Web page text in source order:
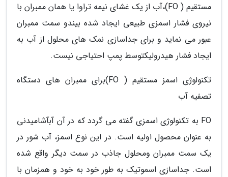
مستقیم ( FO)،آب از یک غشای نیمه تراوا یا همان ممبران با
نیروی فشار اسمزی طبیعی ایجاد شده بیندو سمت ممبران
عبور می نماید و برای جداسازی نمک های محلول از آب به
ایجاد فشار هیدرولیکتوسط پمپ احتیاجی نیست.
تکنولوژی اسمز مستقیم ( FO)برای ممبران های دستگاه
تصفیه آب
FO به تکنولوژی اسمزی گفته می گردد که در آن آبآشامیدنی
به عنوان محصول اولیه است. در این نوع اسمز، آب شور در
یک سمت ممبران ومحلول جاذب در سمت دیگر واقع شده
است. جداسازی اسموتیک به طور خود به خود و همزمان با